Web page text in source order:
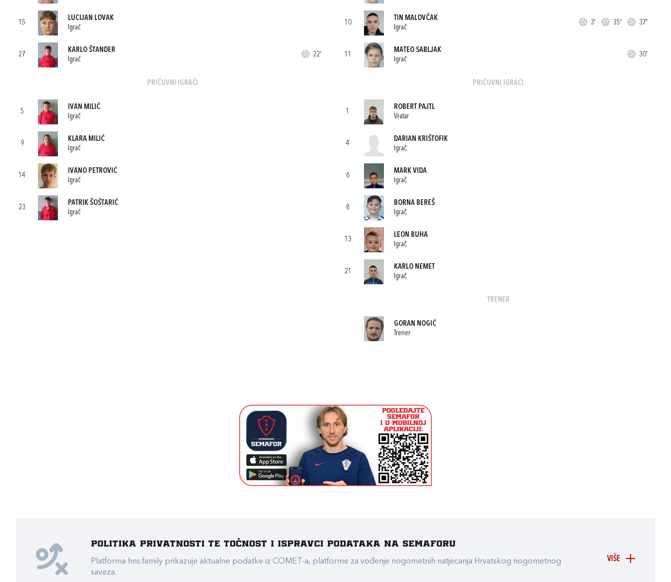
15
LUCIJAN LOVAK
Igrač
27
KARLO ŠTANDER
Igrač
22'
PRIČUVNI IGRAČI
5
IVAN MILIĆ
Igrač
9
KLARA MILIĆ
Igrač
14
IVANO PETROVIĆ
Igrač
23
PATRIK ŠOŠTARIĆ
Igrač
10
TIN MALOVČAK
Igrač
3' 35' 37'
11
MATEO SABLJAK
Igrač
30'
PRIČUVNI IGRAČI
1
ROBERT PAJTL
Vratar
4
DARIAN KRIŠTOFIK
Igrač
6
MARK VIDA
Igrač
8
BORNA BEREŠ
Igrač
13
LEON BUHA
Igrač
21
KARLO NEMET
Igrač
TRENER
GORAN NOGIĆ
Trener
VIŠE
Politika privatnosti te točnost i ispravci podataka na Semaforu
Platforma hns.family prikazuje aktualne podatke iz COMET-a, platforme za vođenje nogometnih natjecanja Hrvatskog nogometnog
saveza.